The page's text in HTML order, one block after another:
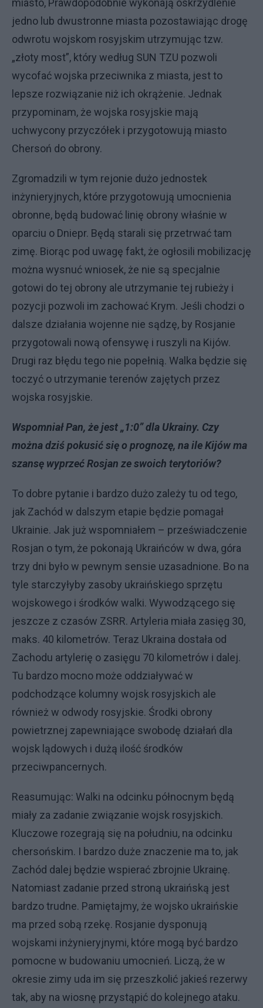
jedno lub dwustronne miasta pozostawiając drogę
odwrotu wojskom rosyjskim utrzymując tzw.
„złoty most”, który według SUN TZU pozwoli
wycofać wojska przeciwnika z miasta, jest to
lepsze rozwiązanie niż ich okrążenie. Jednak
przypominam, że wojska rosyjskie mają
uchwycony przyczółek i przygotowują miasto
Chersoń do obrony.
Zgromadzili w tym rejonie dużo jednostek
inżynieryjnych, które przygotowują umocnienia
obronne, będą budować linię obrony właśnie w
oparciu o Dniepr. Będą starali się przetrwać tam
zimę. Biorąc pod uwagę fakt, że ogłosili mobilizację
można wysnuć wniosek, że nie są specjalnie
gotowi do tej obrony ale utrzymanie tej rubieży i
pozycji pozwoli im zachować Krym. Jeśli chodzi o
dalsze działania wojenne nie sądzę, by Rosjanie
przygotowali nową ofensywę i ruszyli na Kijów.
Drugi raz błędu tego nie popełnią. Walka będzie się
toczyć o utrzymanie terenów zajętych przez
wojska rosyjskie.
Wspomniał Pan, że jest „1:0” dla Ukrainy. Czy
można dziś pokusić się o prognozę, na ile Kijów ma
szansę wyprzeć Rosjan ze swoich terytoriów?
To dobre pytanie i bardzo dużo zależy tu od tego,
jak Zachód w dalszym etapie będzie pomagał
Ukrainie. Jak już wspomniałem – przeświadczenie
Rosjan o tym, że pokonają Ukraińców w dwa, góra
trzy dni było w pewnym sensie uzasadnione. Bo na
tyle starczyłyby zasoby ukraińskiego sprzętu
wojskowego i środków walki. Wywodzącego się
jeszcze z czasów ZSRR. Artyleria miała zasięg 30,
maks. 40 kilometrów. Teraz Ukraina dostała od
Zachodu artylerię o zasięgu 70 kilometrów i dalej.
Tu bardzo mocno może oddziaływać w
podchodzące kolumny wojsk rosyjskich ale
również w odwody rosyjskie. Środki obrony
powietrznej zapewniające swobodę działań dla
wojsk lądowych i dużą ilość środków
przeciwpancernych.
Reasumując: Walki na odcinku północnym będą
miały za zadanie związanie wojsk rosyjskich.
Kluczowe rozegrają się na południu, na odcinku
chersońskim. I bardzo duże znaczenie ma to, jak
Zachód dalej będzie wspierać zbrojnie Ukrainę.
Natomiast zadanie przed stroną ukraińską jest
bardzo trudne. Pamiętajmy, że wojsko ukraińskie
ma przed sobą rzekę. Rosjanie dysponują
wojskami inżynieryjnymi, które mogą być bardzo
pomocne w budowaniu umocnień. Liczą, że w
okresie zimy uda im się przeszkolić jakieś rezerwy
tak, aby na wiosnę przystąpić do kolejnego ataku.